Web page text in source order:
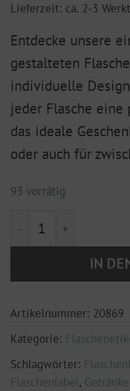
Lieferzeit: ca. 2-3
Entdecke unsere
gestalteten
individuelle
jeder Flasche
das ideale
oder auch für
93 vorrätig
Flaschenetikett "Da
IN
Artikelnummer: 20869
Kategorie:
Schlagwörter:
Flaschenlabel, Getränke